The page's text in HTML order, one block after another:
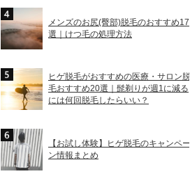
メンズのお尻(臀部)脱毛のおすすめ17
選｜けつ毛の処理方法
ヒゲ脱毛がおすすめの医療・サロン脱
毛おすすめ20選｜髭剃りが週1に減る
には何回脱毛したらいい？
【お試し体験】ヒゲ脱毛のキャンペー
ン情報まとめ